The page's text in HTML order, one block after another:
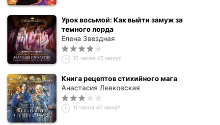
Урок восьмой: Как выйти замуж за
темного лорда
Елена Звездная
10 часов 45 минут
Книга рецептов стихийного мага
Анастасия Левковская
11 часов 46 минут